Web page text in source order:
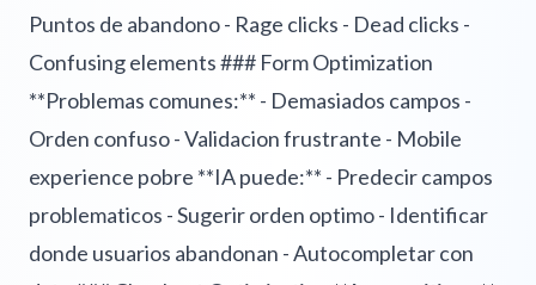
Puntos de abandono - Rage clicks - Dead clicks -
Confusing elements ### Form Optimization
**Problemas comunes:** - Demasiados campos -
Orden confuso - Validacion frustrante - Mobile
experience pobre **IA puede:** - Predecir campos
problematicos - Sugerir orden optimo - Identificar
donde usuarios abandonan - Autocompletar con